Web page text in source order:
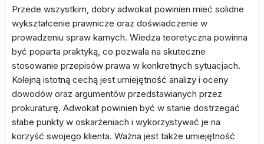
Przede wszystkim, dobry adwokat powinien mieć solidne
wykształcenie prawnicze oraz doświadczenie w
prowadzeniu spraw karnych. Wiedza teoretyczna powinna
być poparta praktyką, co pozwala na skuteczne
stosowanie przepisów prawa w konkretnych sytuacjach.
Kolejną istotną cechą jest umiejętność analizy i oceny
dowodów oraz argumentów przedstawianych przez
prokuraturę. Adwokat powinien być w stanie dostrzegać
słabe punkty w oskarżeniach i wykorzystywać je na
korzyść swojego klienta. Ważna jest także umiejętność